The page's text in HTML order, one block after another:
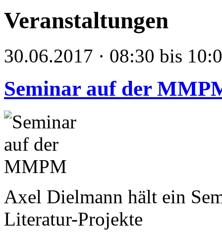
Veranstaltungen
30.06.2017 · 08:30 bis
Seminar auf der
Axel Dielmann hält ein
Literatur-Projekte